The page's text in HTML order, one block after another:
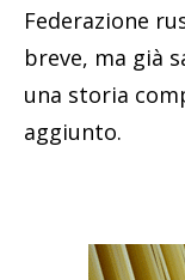
Federazione
breve, ma già
una storia
aggiunto.